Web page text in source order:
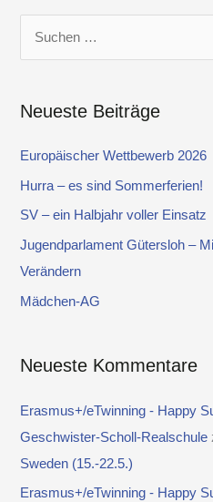
h
e
c
h
:
Neueste Beiträge
Europäischer Wettbewerb 2026
Hurra – es sind Sommerferien!
SV – ein Halbjahr voller Einsatz
Jugendparlament Gütersloh –
Verändern
Mädchen-AG
Neueste Kommentare
Erasmus+/eTwinning - Happy
Geschwister-Scholl-Realschule
Sweden (15.-22.5.)
Erasmus+/eTwinning - Happy